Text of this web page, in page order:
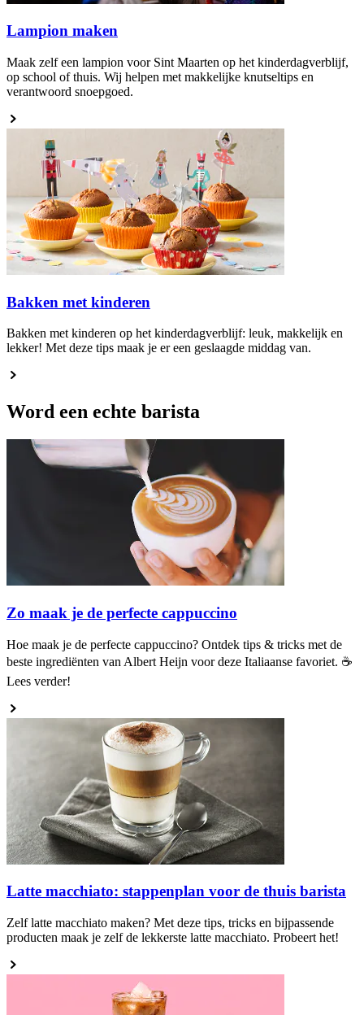
Lampion maken
Maak zelf een lampion voor Sint Maarten op het kinderdagverblijf,
op school of thuis. Wij helpen met makkelijke knutseltips en
verantwoord snoepgoed.
Bakken met kinderen
Bakken met kinderen op het kinderdagverblijf: leuk, makkelijk en
lekker! Met deze tips maak je er een geslaagde middag van.
Word een echte barista
Zo maak je de perfecte cappuccino
Hoe maak je de perfecte cappuccino? Ontdek tips & tricks met de
beste ingrediënten van Albert Heijn voor deze Italiaanse favoriet. ☕
Lees verder!
Latte macchiato: stappenplan voor de thuis barista
Zelf latte macchiato maken? Met deze tips, tricks en bijpassende
producten maak je zelf de lekkerste latte macchiato. Probeert het!